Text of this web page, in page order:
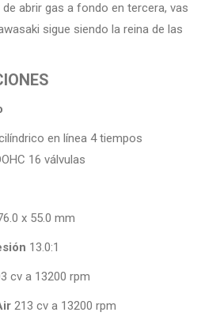
abrir gas a fondo en tercera, vas
sigue siendo la reina de las
en línea 4 tiempos
16 válvulas
x 55.0 mm
13.0:1
cv a 13200 rpm
213 cv a 13200 rpm